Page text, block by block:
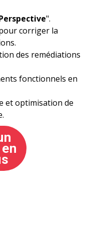
".
corriger la
des remédiations
fonctionnels en
et optimisation de